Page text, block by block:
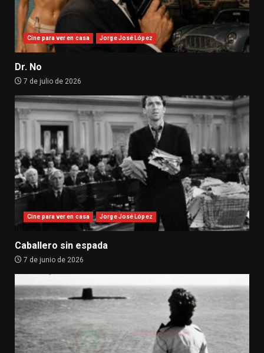
Cine para ver en casa Jorge José López
Dr. No
7 de julio de 2026
Cine para ver en casa Jorge José López
Caballero sin espada
7 de junio de 2026